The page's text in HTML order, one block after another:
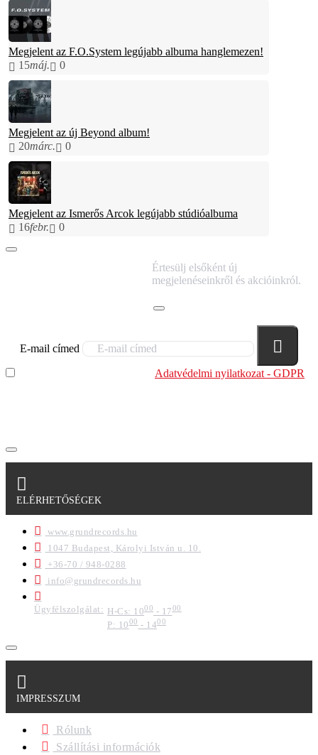
Megjelent az F.O.System legújabb albuma hanglemezen!
15máj. 0
Megjelent az új Beyond album!
20márc. 0
Megjelent az Ismerős Arcok legújabb stúdióalbuma
16febr. 0
Értesülj elsőként új
megjelenéseinkről és akcióinkról.
E-mail címed
Adatvédelmi nyilatkozat - GDPR
ELÉRHETŐSÉGEK
www.grundrecords.hu
1047 Budapest, Károlyi István u. 10.
+36-70 / 948-0288
info@grundrecords.hu
Ügyfélszolgálat: H-Cs: 1000 - 1700
P: 1000- 1400
IMPRESSZUM
Rólunk
Szállítási információk